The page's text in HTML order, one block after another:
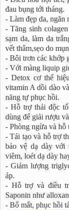
đau bụng tới tháng.
- Làm đẹp da, ngăn
- Tăng sinh
sạm da, làm da
vết thâm,sẹo do
- Bôi trơn các khớp
- Với màng liquip
- Detox cơ thể
vitamin A dồi dào
năng tự phục hồi.
- Hỗ trợ thải độc
dùng để giải rượu
- Phòng ngừa và
- Tái tạo và hỗ trợ
bảo vệ dạ dày với
viêm, loét dạ dày
- Giảm lượng
áp.
- Hỗ trợ và điều
Saponin như
- Bổ mắt, phục hồi